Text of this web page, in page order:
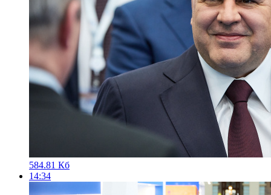
584.81 Кб
14:34